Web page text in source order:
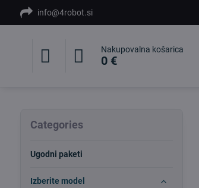
info@4robot.si
Nakupovalna košarica
0 €
Categories
Ugodni paketi
Izberite model